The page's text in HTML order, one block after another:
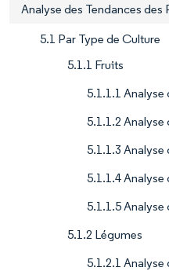
Analyse des Tendances des
5.1 Par Type de Culture
5.1.1 Fruits
5.1.1.1
5.1.1.2
5.1.1.3
5.1.1.4
5.1.1.5 Analyse
5.1.2 Légumes
5.1.2.1